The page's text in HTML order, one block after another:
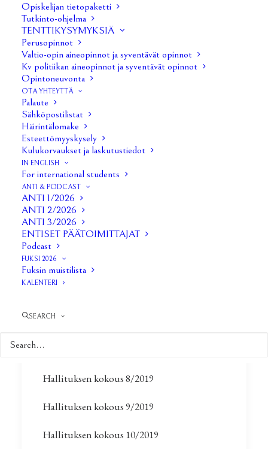
Opiskelijan tietopaketti
Tutkinto-ohjelma
TENTTIKYSYMYKSIÄ
Perusopinnot
Valtio-opin aineopinnot ja syventävät opinnot
Kv politiikan aineopinnot ja syventävät opinnot
Opintoneuvonta
OTA YHTEYTTÄ
Palaute
Sähköpostilistat
Häirintälomake
Esteettömyyskysely
Kulukorvaukset ja laskutustiedot
IN ENGLISH
For international students
ANTI & PODCAST
ANTI 1/2026
ANTI 2/2026
ANTI 3/2026
ENTISET PÄÄTOIMITTAJAT
Podcast
FUKSI 2026
Fuksin muistilista
KALENTERI
SEARCH
Pöytäkirjat 2019
Hallituksen kokous 1/2019
Hallituksen kokous 2/2019
Hallituksen kokous 3/2019
Hallituksen kokous 4/2019
Hallituksen kokous 5/2019
Hallituksen kokous 6/2019
(Liite 4)
Hallituksen kokous 8/2019
Hallituksen kokous 9/2019
Hallituksen kokous 10/2019